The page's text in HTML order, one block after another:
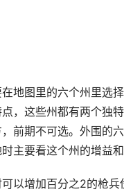
地图里的六个州里选
，这些州都有两个独
前期不可选。外围的
主要看这个州的增益
以增加百分之2的枪